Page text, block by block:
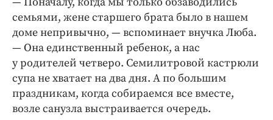
семьями, жене старшего брата было в нашем
доме непривычно, — вспоминает внучка Люба.
— Она единственный ребенок, а нас
у родителей четверо. Семилитровой кастрюли
супа не хватает на два дня. А по большим
праздникам, когда собираемся все вместе,
возле санузла выстраивается очередь.